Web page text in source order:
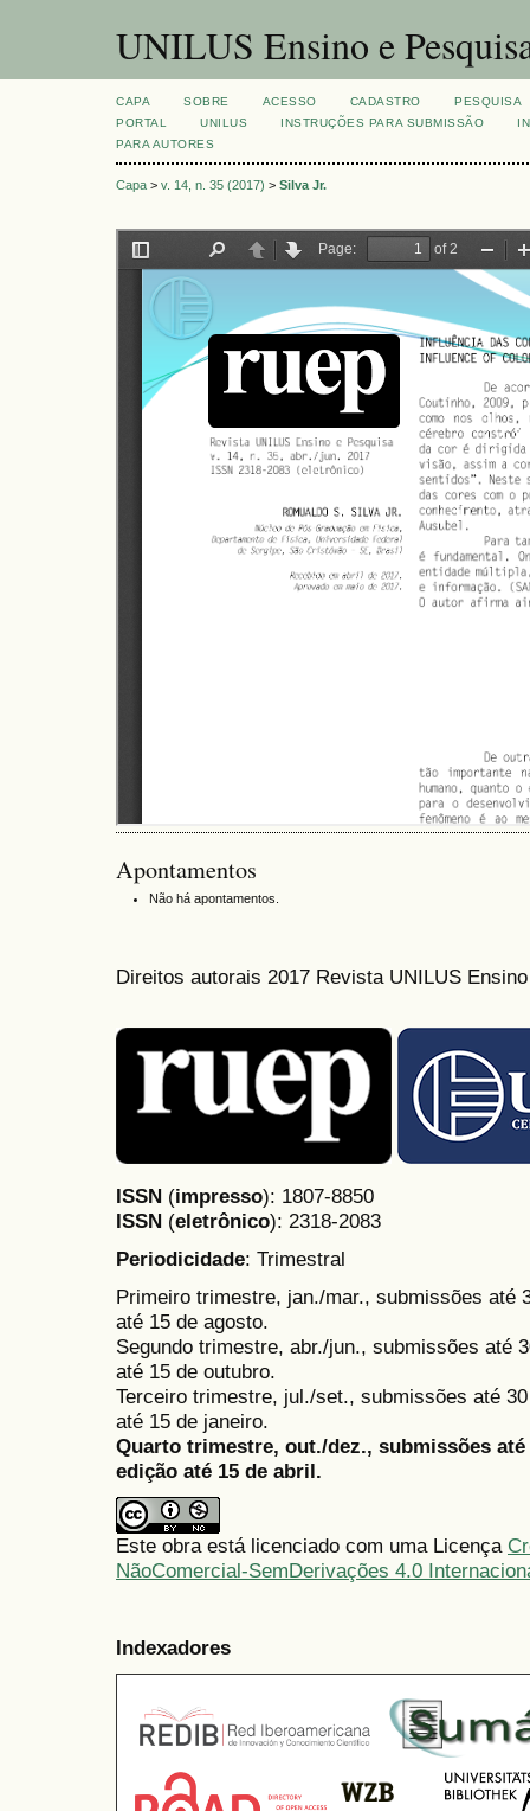
UNILUS Ensino e
CAPA SOBRE ACESSO CADASTRO
PESQUISA
PORTAL
UNILUS INSTRUÇÕES PARA SUBMISSÃO
PARA AUTORES
Capa > v. 14, n. 35 (2017) > Silva Jr.
Apontamentos
Não há apontamentos.
Direitos autorais 2017 Revista UNILUS
ISSN (impresso): 1807-8850
ISSN (eletrônico): 2318-2083
Periodicidade: Trimestral
Primeiro trimestre, jan./mar., submissões até
até 15 de agosto.
Segundo trimestre, abr./jun., submissões até
até 15 de outubro.
Terceiro trimestre, jul./set., submissões até
até 15 de janeiro.
Quarto trimestre, out./dez., submissões
edição até 15 de abril.
Este obra está licenciado com uma Licença
NãoComercial-SemDerivações 4.0
Indexadores